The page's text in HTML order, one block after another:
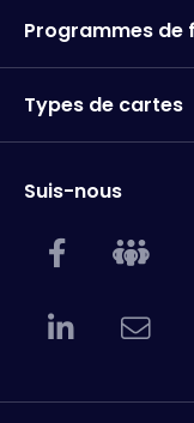
Programmes de
Types de cartes
Suis-nous